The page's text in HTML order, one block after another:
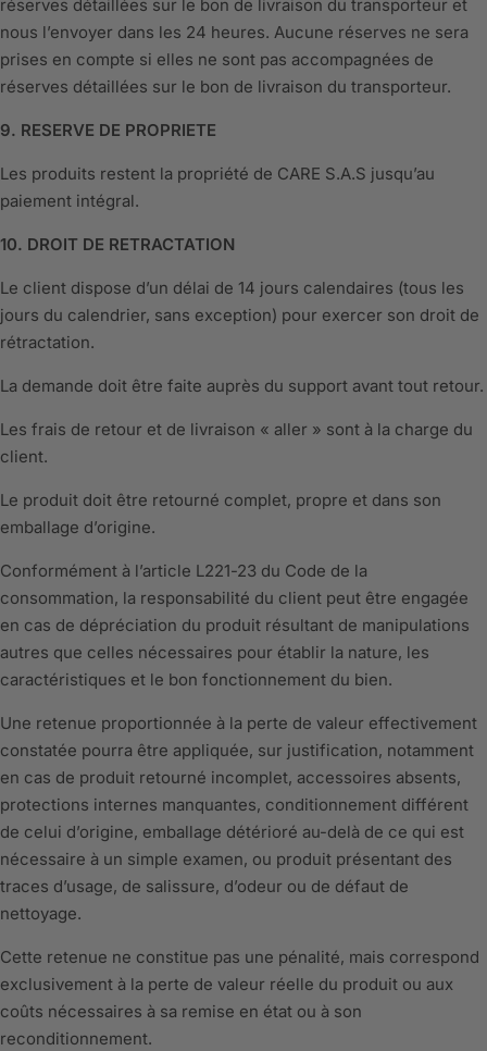
réserves détaillées sur le bon de livraison du transporteur et
nous l’envoyer dans les 24 heures. Aucune réserves ne sera
prises en compte si elles ne sont pas accompagnées de
réserves détaillées sur le bon de livraison du transporteur.
9. RESERVE DE PROPRIETE
Les produits restent la propriété de CARE S.A.S jusqu’au
paiement intégral.
10. DROIT DE RETRACTATION
Le client dispose d’un délai de 14 jours calendaires (tous les
jours du calendrier, sans exception) pour exercer son droit de
rétractation.
La demande doit être faite auprès du support avant tout retour.
Les frais de retour et de livraison « aller » sont à la charge du
client.
Le produit doit être retourné complet, propre et dans son
emballage d’origine.
Conformément à l’article L221-23 du Code de la
consommation, la responsabilité du client peut être engagée
en cas de dépréciation du produit résultant de manipulations
autres que celles nécessaires pour établir la nature, les
caractéristiques et le bon fonctionnement du bien.
Une retenue proportionnée à la perte de valeur effectivement
constatée pourra être appliquée, sur justification, notamment
en cas de produit retourné incomplet, accessoires absents,
protections internes manquantes, conditionnement différent
de celui d’origine, emballage détérioré au-delà de ce qui est
nécessaire à un simple examen, ou produit présentant des
traces d’usage, de salissure, d’odeur ou de défaut de
nettoyage.
Cette retenue ne constitue pas une pénalité, mais correspond
exclusivement à la perte de valeur réelle du produit ou aux
coûts nécessaires à sa remise en état ou à son
reconditionnement.